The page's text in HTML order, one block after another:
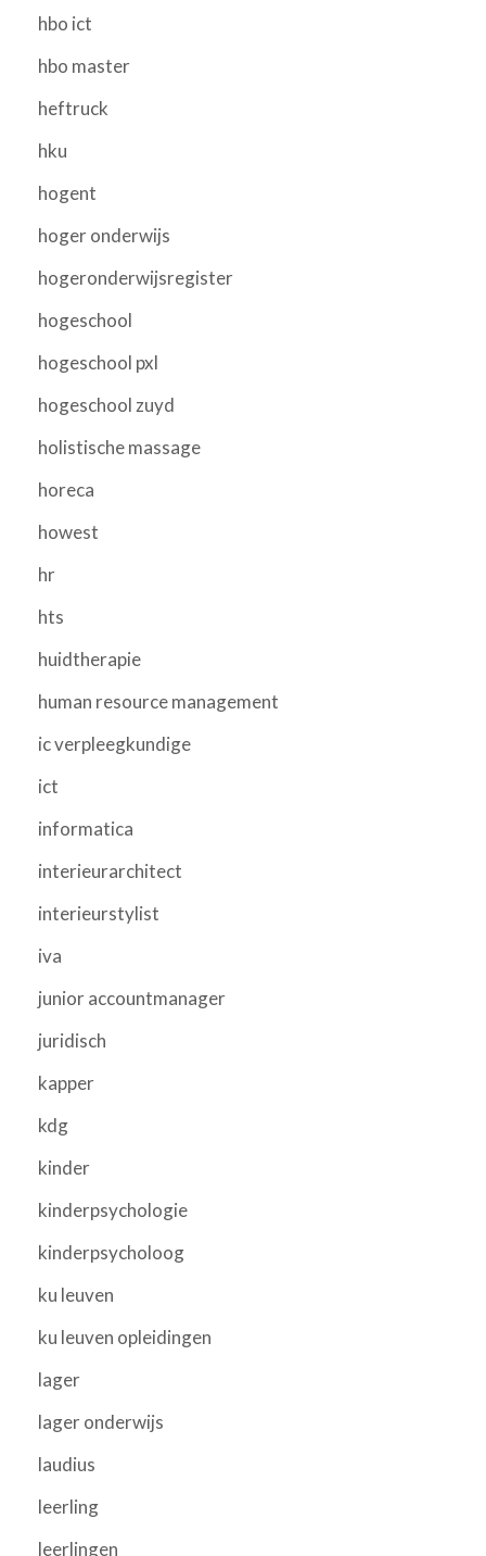
hbo ict
hbo master
heftruck
hku
hogent
hoger onderwijs
hogeronderwijsregister
hogeschool
hogeschool pxl
hogeschool zuyd
holistische massage
horeca
howest
hr
hts
huidtherapie
human resource management
ic verpleegkundige
ict
informatica
interieurarchitect
interieurstylist
iva
junior accountmanager
juridisch
kapper
kdg
kinder
kinderpsychologie
kinderpsycholoog
ku leuven
ku leuven opleidingen
lager
lager onderwijs
laudius
leerling
leerlingen